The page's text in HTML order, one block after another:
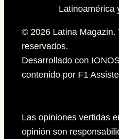
Latinoamérica
© 2026 Latina Magazin.
reservados.
Desarrollado con
contenido por F1
Las opiniones vertidas
opinión son